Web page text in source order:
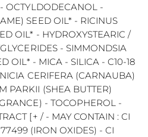
OCTYLDODECANOL -
SEED OIL* - RICINUS
OIL* - HYDROXYSTEARIC /
- SIMMONDSIA
OIL* - MICA - SILICA - C10-18
CERIFERA (CARNAUBA)
PARKII (SHEA BUTTER)
- TOCOPHEROL -
[+ / - MAY CONTAIN : CI
(IRON OXIDES) - CI